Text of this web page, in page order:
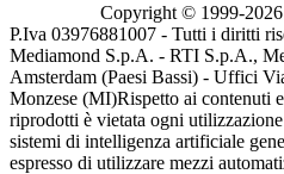
Copyright © 1999-2026
P.Iva 03976881007 - Tutti i diritti
Mediamond S.p.A. - RTI S.p.A.,
Amsterdam (Paesi Bassi) - Uffici
Monzese (MI)Rispetto ai contenuti
riprodotti è vietata ogni
sistemi di intelligenza artificiale
espresso di utilizzare mezzi